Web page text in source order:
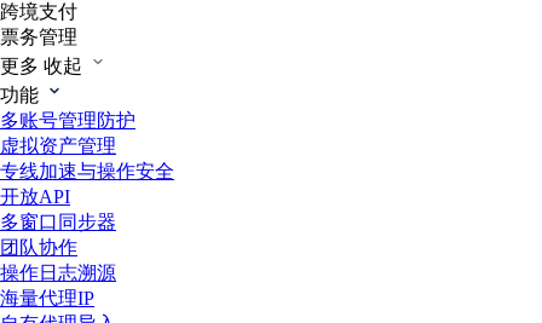
跨境支付
票务管理
更多 收起
功能
多账号管理防护
虚拟资产管理
专线加速与操作安全
开放API
多窗口同步器
团队协作
操作日志溯源
海量代理IP